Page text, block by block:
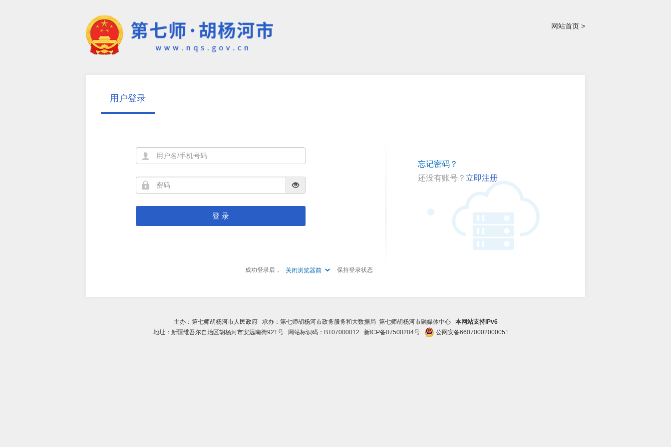
网站首页 >
用户登录
登 录
成功登录后， 保持登录状态
忘记密码？
还没有账号？ 立即注册
主办：第七师胡杨河市人民政府 承办：第七师胡杨河市政务服务和大数据局 第七师胡杨河市融媒体中心 本网站支持IPv6
地址：新疆维吾尔自治区胡杨河市安远南街921号 网站标识码：BT07000012 新ICP备07500204号 公网安备66070002000051